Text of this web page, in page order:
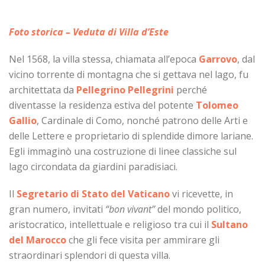
Foto storica – Veduta di Villa d’Este
Nel 1568, la villa stessa, chiamata all’epoca Garrovo, dal
vicino torrente di montagna che si gettava nel lago, fu
architettata da Pellegrino Pellegrini perché
diventasse la residenza estiva del potente Tolomeo
Gallio, Cardinale di Como, nonché patrono delle Arti e
delle Lettere e proprietario di splendide dimore lariane.
Egli immaginò una costruzione di linee classiche sul
lago circondata da giardini paradisiaci.
Il Segretario di Stato del Vaticanovi ricevette, in
gran numero, invitati “bon vivant”del mondo politico,
aristocratico, intellettuale e religioso tra cui il Sultano
del Maroccoche gli fece visita per ammirare gli
straordinari splendori di questa villa.